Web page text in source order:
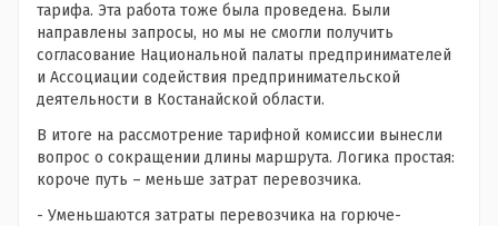
тарифа. Эта работа тоже была проведена. Были
направлены запросы, но мы не смогли получить
согласование Национальной палаты предпринимателей
и Ассоциации содействия предпринимательской
деятельности в Костанайской области.
В итоге на рассмотрение тарифной комиссии вынесли
вопрос о сокращении длины маршрута. Логика простая:
короче путь – меньше затрат перевозчика.
- Уменьшаются затраты перевозчика на горюче-